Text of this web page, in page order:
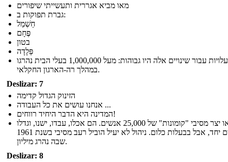
מאו מביא אגררית ותעשייתי שיפורים
גברת תפוקות ב:
חַשְׁמַל
פֶּחָם
בטון
פְּלָדָה
העלויות עבור שינויים אלה היו גבוהות: מעל 1,000,000 בעלי הבית נהרגו
במהלך רה-הארגון החקלאי.
Deslizar: 7
הזינוק הגדול קדימה
אנחנו עושים את כל העבודה ...
המדינה היא הדבר היחיד רווחים!
מאו יצר מסיבי "קומונות" של 25,000 אנשים. הם אכלו, עבדו, ישנו, וגדלו
ילדים יחד, אבל בבעלות כלום. ניהול לא יעיל הוביל רעב מסיבי בשנת 1961
שבה נהרג מיליון.
Deslizar: 8